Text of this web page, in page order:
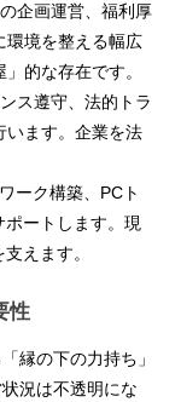
企画運営、福利厚
環境を整える幅広
的な存在です。
ス遵守、法的トラ
います。企業を法
ーク構築、PCト
ートします。現
えます。
性
縁の下の力持ち」
況は不透明にな